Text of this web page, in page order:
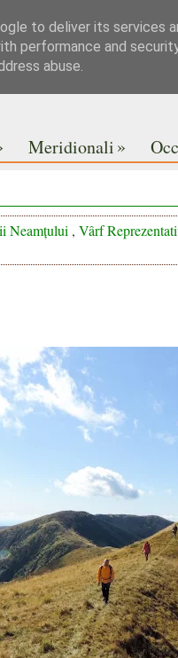
Meridionali»
Neamțului , Vârf
to deliver its services
performance and
abuse.